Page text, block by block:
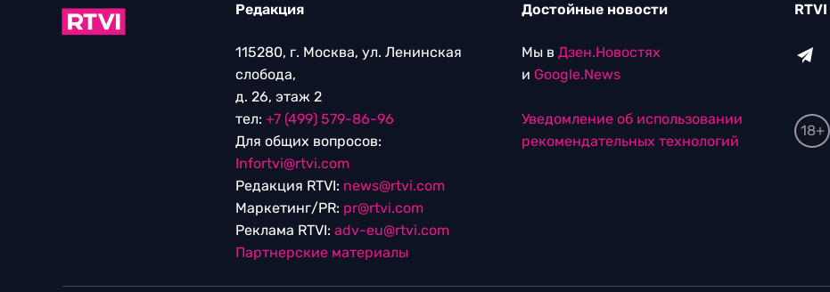
Редакция
115280, г. Москва, ул. Ленинская
слобода,
д. 26, этаж 2
тел: +7 (499) 579-86-96
Для общих вопросов:
Infortvi@rtvi.com
Редакция RTVI: news@rtvi.com
Маркетинг/PR: pr@rtvi.com
Реклама RTVI: adv-eu@rtvi.com
Партнерские материалы
Достойные новости
Мы в Дзен.Новостях
и Google.News
Уведомление об использовании
рекомендательных технологий
18+